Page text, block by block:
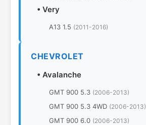
• Very
A13 1.5 (2011-2016)
CHEVROLET
• Avalanche
GMT 900 5.3 (2006-2013)
GMT 900 5.3 4WD (2006-2013)
GMT 900 6.0 (2006-2013)